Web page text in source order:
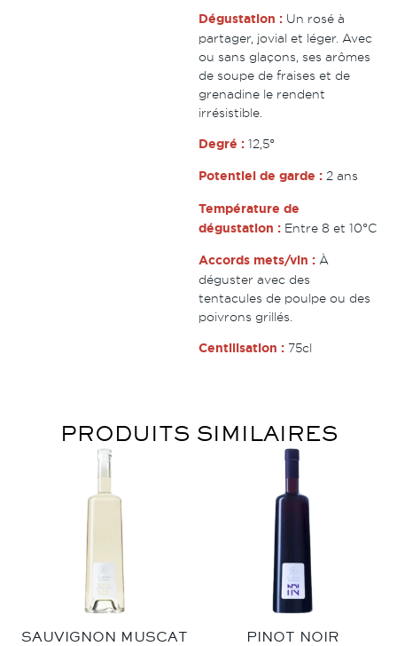
Dégustation : Un rosé à
partager, jovial et léger. Avec
ou sans glaçons, ses arômes
de soupe de fraises et de
grenadine le rendent
irrésistible.
Degré : 12,5°
Potentiel de garde : 2 ans
Température de
dégustation : Entre 8 et 10°C
Accords mets/vin : À
déguster avec des
tentacules de poulpe ou des
poivrons grillés.
Centilisation : 75cl
PRODUITS SIMILAIRES
SAUVIGNON MUSCAT PINOT NOIR